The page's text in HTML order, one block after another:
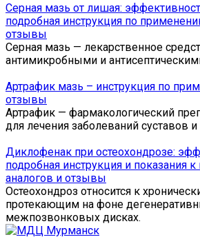
Серная мазь от лишая:
подробная инструкция по
отзывы
Серная мазь — лекарственное
антимикробными и
Артрафик мазь – инструкция по
отзывы
Артрафик — фармакологический
для лечения заболеваний суставов
Диклофенак при остеохондрозе:
подробная инструкция и показания
аналогов и отзывы
Остеохондроз относится к
протекающим на фоне
межпозвонковых дисках.